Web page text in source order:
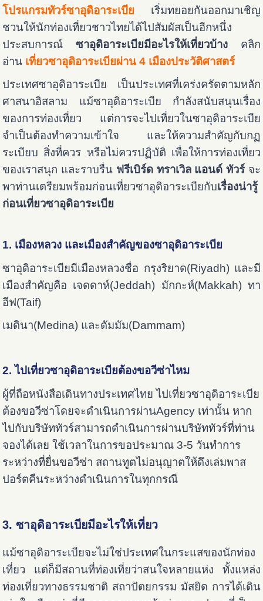
โปรแกรมทัวร์ซาอุดิอาระเบีย
เริ่มทยอยกันออกมาเชิญ
ชวนให้นักท่องเที่ยวชาวไทยได้ไปสัมผัสเป็นอีกหนึ่ง
ประสบการณ์ ซาอุดิอาระเบียมีอะไรให้เที่ยวบ้าง คลิก
อ่าน เที่ยวซาอุดิอาระเบียผ่าน 4 เมืองประวัติศาสตร์
ประเทศซาอุดิอาระเบีย เป็นประเทศที่เคร่งครัดตามหลัก
ศาสนาอิสลาม แม้ซาอุดิอาระเบีย กำลังสนับสนุนเรื่อง
ของการท่องเที่ยว แต่การจะไปเที่ยวในซาอุดิอาระเบีย
จำเป็นต้องทำความเข้าใจ และให้ความสำคัญกับกฏ
ระเบียบ สิ่งที่ควร หรือไม่ควรปฏิบัติ เพื่อให้การท่องเที่ยว
ของเราสนุก และราบรื่น ฟรีเบิร์ด ทราเวิล แอนด์ ทัวร์จะ
พาท่านเตรียมพร้อมก่อนเที่ยวซาอุดิอาระเบียกับเรื่องน่ารู้
ก่อนเที่ยวซาอุดิอาระเบีย
1. เมืองหลวง และเมืองสำคัญของซาอุดิอาระเบีย
ซาอุดิอาระเบียมีเมืองหลวงชื่อ กรุงริยาด(Riyadh) และมี
เมืองสำคัญคือ เจดดาห์(Jeddah) มักกะห์(Makkah) ทา
อีฟ(Taif)
เมดินา(Medina) และดัมมัม(Dammam)
2. ไปเที่ยวซาอุดิอาระเบียต้องขอวีซ่าไหม
ผู้ที่ถือหนังสือเดินทางประเทศไทย ไปเที่ยวซาอุดิอาระเบีย
ต้องขอวีซ่าโดยจะดำเนินการผ่านAgency เท่านั้น หาก
ไปกับบริษัททัวร์สามารถดำเนินการผ่านบริษัททัวร์ที่ท่าน
จองได้เลย ใช้เวลาในการขอประมาณ 3-5 วันทำการ
ระหว่างที่ยื่นขอวีซ่า สถานทูตไม่อนุญาตให้ดึงเล่มพาส
ปอร์ตคืนระหว่างดำเนินการในทุกกรณี
3. ซาอุดิอาระเบียมีอะไรให้เที่ยว
แม้ซาอุดิอาระเบียจะไม่ใช่ประเทศในกระแสของนักท่อง
เที่ยว แต่ก็มีสถานที่ท่องเที่ยว่าสนใจหลายแห่ง ทั้งแหล่ง
ท่องเที่ยวทางธรรมชาติ สถาปัตยกรรม มัสยิด การได้เดิน